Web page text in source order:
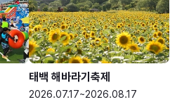
태백 해바라기축제
2026.07.17~2026.08.17